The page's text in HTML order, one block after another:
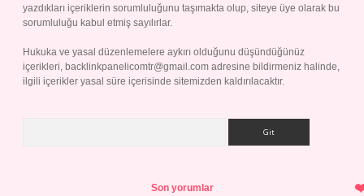
yazdıkları içeriklerin sorumluluğunu taşımakta olup, siteye üye olarak bu
sorumluluğu kabul etmiş sayılırlar.
Hukuka ve yasal düzenlemelere aykırı olduğunu düşündüğünüz
içerikleri, backlinkpanelicomtr@gmail.com adresine bildirmeniz halinde,
ilgili içerikler yasal süre içerisinde sitemizden kaldırılacaktır.
Son yorumlar